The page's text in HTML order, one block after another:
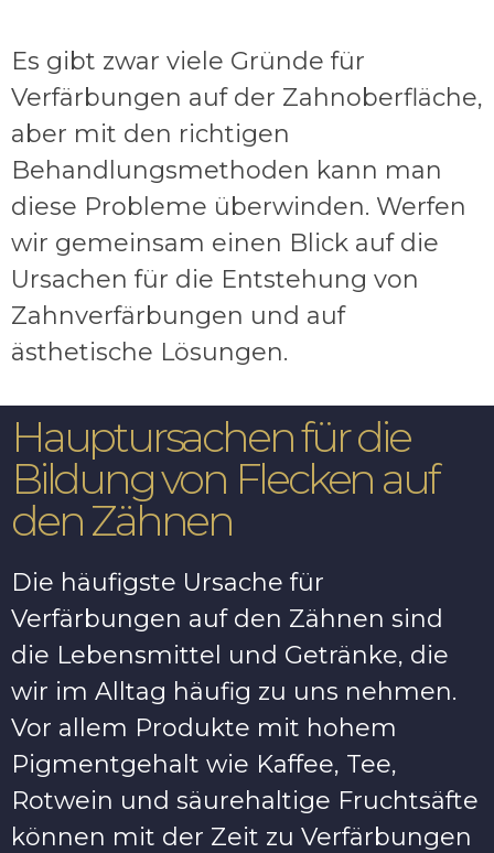
Es gibt zwar viele Gründe für
Verfärbungen auf der Zahnoberfläche,
aber mit den richtigen
Behandlungsmethoden kann man
diese Probleme überwinden. Werfen
wir gemeinsam einen Blick auf die
Ursachen für die Entstehung von
Zahnverfärbungen und auf
ästhetische Lösungen.
Hauptursachen für die
Bildung von Flecken auf
den Zähnen
Die häufigste Ursache für
Verfärbungen auf den Zähnen sind
die Lebensmittel und Getränke, die
wir im Alltag häufig zu uns nehmen.
Vor allem Produkte mit hohem
Pigmentgehalt wie Kaffee, Tee,
Rotwein und säurehaltige Fruchtsäfte
können mit der Zeit zu Verfärbungen